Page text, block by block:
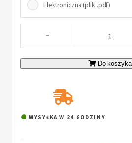
Elektroniczna (plik .pdf)
-
Do koszyka
WYSYŁKA W 24 GODZINY